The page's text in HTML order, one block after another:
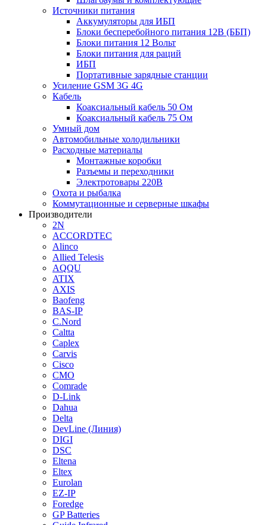
Источники питания
Аккумуляторы для ИБП
Блоки бесперебойного питания 12В (ББП)
Блоки питания 12 Вольт
Блоки питания для раций
ИБП
Портативные зарядные станции
Усиление GSM 3G 4G
Кабель
Коаксиальный кабель 50 Ом
Коаксиальный кабель 75 Ом
Умный дом
Автомобильные холодильники
Расходные материалы
Монтажные коробки
Разъемы и переходники
Электротовары 220В
Охота и рыбалка
Коммутационные и серверные шкафы
Производители
2N
ACCORDTEC
Alinco
Allied Telesis
AQQU
ATIX
AXIS
Baofeng
BAS-IP
C.Nord
Caltta
Caplex
Carvis
Cisco
CMO
Comrade
D-Link
Dahua
Delta
DevLine (Линия)
DIGI
DSC
Eltena
Eltex
Eurolan
EZ-IP
Foredge
GP Batteries